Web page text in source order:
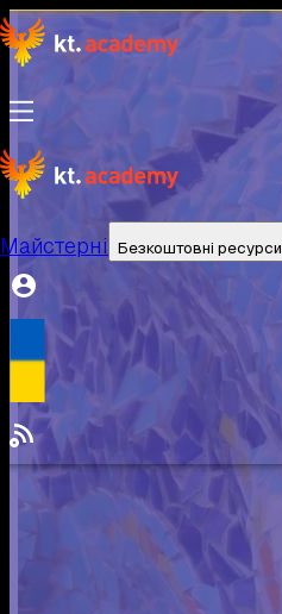
Майстерні Безкоштовні ресурси